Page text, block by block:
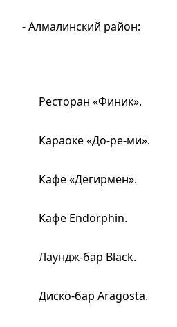
- Алмалинский район:
Ресторан «Финик».
Караоке «До-ре-ми».
Кафе «Дегирмен».
Кафе Endorphin.
Лаундж-бар Black.
Диско-бар Aragosta.